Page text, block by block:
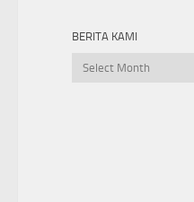
BERITA KAMI
Berita